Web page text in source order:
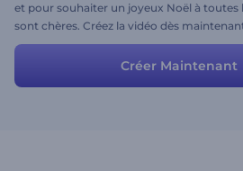
et pour souhaiter un joyeux Noël à toutes
sont chères. Créez la vidéo dès
Créer Maintenant